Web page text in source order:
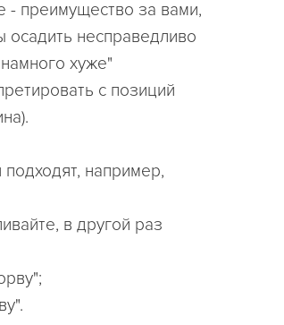
- преимущество за вами,
осадить несправедливо
хуже"
с позиций
подходят, например,
в другой раз